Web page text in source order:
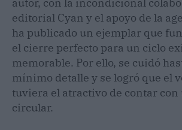
editorial Cyan y el apoyo de la
ha publicado un ejemplar que
el cierre perfecto para un ciclo
memorable. Por ello, se cuidó
mínimo detalle y se logró que el
tuviera el atractivo de contar con
circular.